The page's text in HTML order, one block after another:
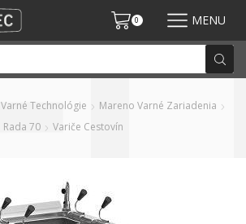
0 MENU
Varné Technológie
Mareno Varné Zariadenia
Rada 70
Variče Cestovín